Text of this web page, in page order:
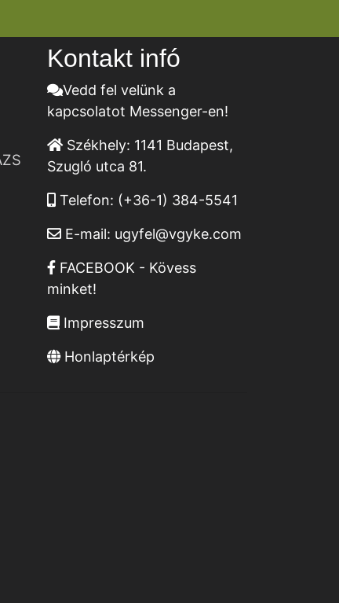
Kontakt infó
Vedd fel velünk a
kapcsolatot Messenger-en!
Székhely: 1141 Budapest,
Szugló utca 81.
Telefon: (+36-1) 384-5541
E-mail: ugyfel@vgyke.com
FACEBOOK - Kövess
minket!
Impresszum
Honlaptérkép